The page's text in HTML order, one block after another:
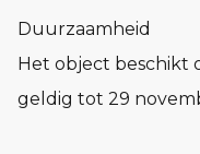
Duurzaamheid
Het object beschikt
geldig tot 29